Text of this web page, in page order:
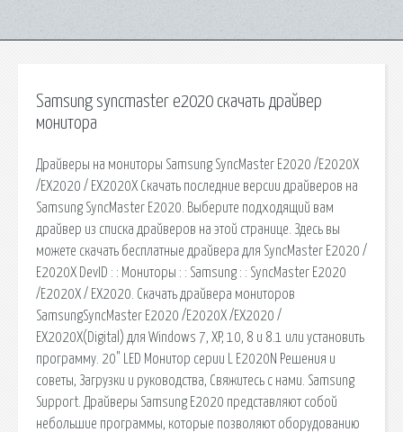
Samsung syncmaster e2020 скачать драйвер
монитора
Драйверы на мониторы Samsung SyncMaster E2020 /E2020X
/EX2020 / EX2020X Скачать последние версии драйверов на
Samsung SyncMaster E2020. Выберите подходящий вам
драйвер из списка драйверов на этой странице. Здесь вы
можете скачать бесплатные драйвера для SyncMaster E2020 /
E2020X DevID : : Мониторы : : Samsung : : SyncMaster E2020
/E2020X / EX2020. Скачать драйвера мониторов
SamsungSyncMaster E2020 /E2020X /EX2020 /
EX2020X(Digital) для Windows 7, XP, 10, 8 и 8.1 или установить
программу. 20" LED Монитор серии L E2020N Решения и
советы, Загрузки и руководства, Свяжитесь с нами. Samsung
Support. Драйверы Samsung E2020 представляют собой
небольшие программы, которые позволяют оборудованию